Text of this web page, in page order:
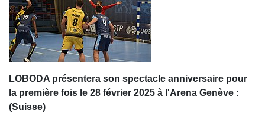
LOBODA présentera son spectacle anniversaire pour
la première fois le 28 février 2025 à l'Arena Genève :
(Suisse)